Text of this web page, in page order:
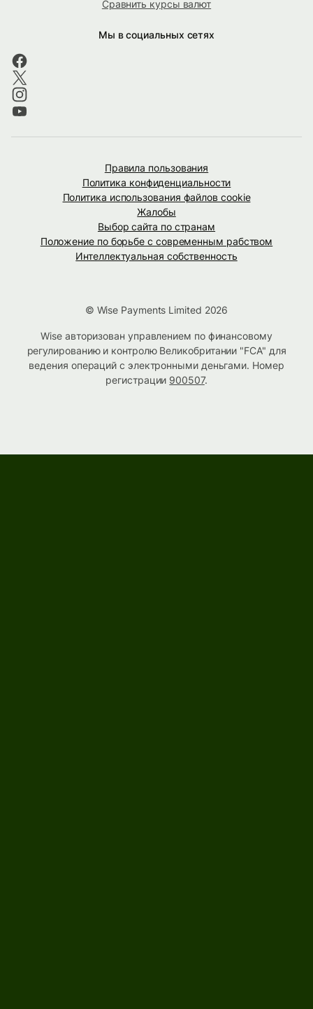
Сравнить курсы валют
Мы в социальных сетях
Правила пользования
Политика конфиденциальности
Политика использования файлов cookie
Жалобы
Выбор сайта по странам
Положение по борьбе с современным рабством
Интеллектуальная собственность
© Wise Payments Limited 2026
Wise авторизован управлением по финансовому
регулированию и контролю Великобритании "FCA" для
ведения операций с электронными деньгами. Номер
регистрации 900507.